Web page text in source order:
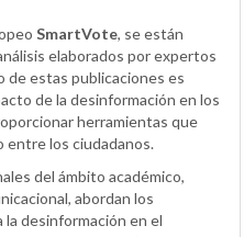
SmartVote, se están
elaborados por expertos
de estas publicaciones es
de la desinformación en los
herramientas que
entre los ciudadanos.
del ámbito académico,
abordan los
desinformación en el